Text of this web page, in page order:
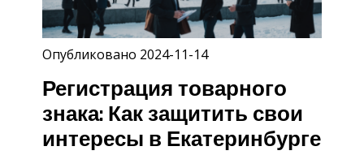
Опубликовано 2024-11-14
Регистрация товарного
знака: Как защитить свои
интересы в Екатеринбурге